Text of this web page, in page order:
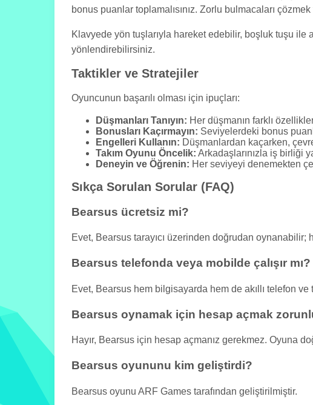
bonus puanlar toplamalısınız. Zorlu bulmacaları
Klavyede yön tuşlarıyla hareket edebilir, boşluk tuşu
yönlendirebilirsiniz.
Taktikler ve Stratejiler
Oyuncunun başarılı olması için ipuçları:
Düşmanları Tanıyın: Her düşmanın farklı
Bonusları Kaçırmayın: Seviyelerdeki bonus
Engelleri Kullanın: Düşmanlardan kaçarken,
Takım Oyunu Öncelik: Arkadaşlarınızla iş birliği
Deneyin ve Öğrenin: Her seviyeyi denemekten
Sıkça Sorulan Sorular (FAQ)
Bearsus ücretsiz mi?
Evet, Bearsus tarayıcı üzerinden doğrudan
Bearsus telefonda veya mobilde çalışır mı?
Evet, Bearsus hem bilgisayarda hem de akıllı telefon
Bearsus oynamak için hesap açmak
Hayır, Bearsus için hesap açmanız gerekmez. Oyuna
Bearsus oyununu kim geliştirdi?
Bearsus oyunu ARF Games tarafından geliştirilmiştir.